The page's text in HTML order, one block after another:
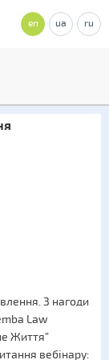
en ua ru
З нагоди
Law
Життя”
вебінару: